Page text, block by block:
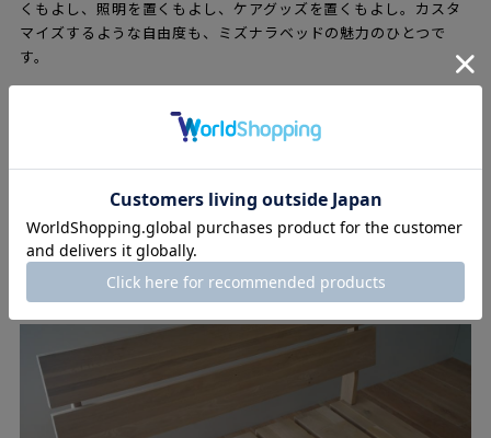
くもよし、照明を置くもよし、ケアグッズを置くもよし。カスタ
マイズするような自由度も、ミズナラベッドの魅力のひとつで
す。
センプレのミズナラ材は、建材にできない小径木を組み合わせた
集成材からできています。その原板を無駄無く素材を活かす極力
シンプルなデザインに仕立てました。サスティナブルな材料とミ
ニマムなデザインで、とても環境にやさしいベッドです。節など
残した木目の表情が個々に異なるので愛着も湧くことでしょう。